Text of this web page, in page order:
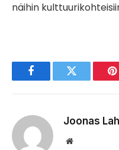
näihin
FacebookTwitter
Joonas
Website